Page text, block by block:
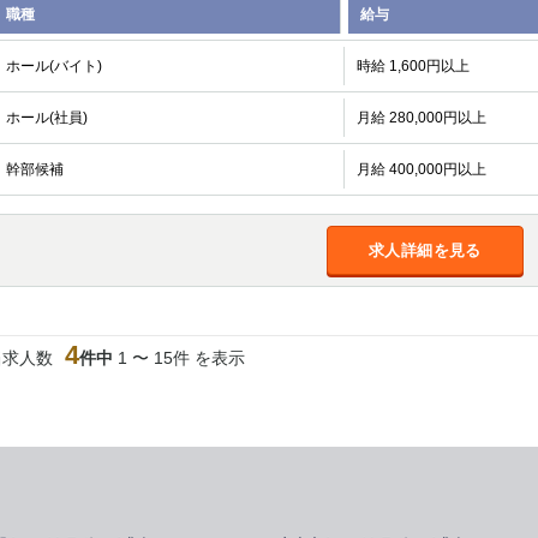
職種 給与
ホール(バイト) 時給 1,600円以上
ホール(社員) 月給 280,000円以上
幹部候補 月給 400,000円以上
求人詳細を見る
人数 4件中 1 〜 15件 を表示